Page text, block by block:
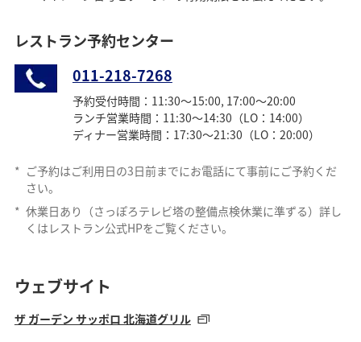
レストラン予約センター
011-218-7268
予約受付時間：11:30～15:00, 17:00～20:00
ランチ営業時間：11:30～14:30（LO：14:00）
ディナー営業時間：17:30～21:30（LO：20:00）
* ご予約はご利用日の3日前までにお電話にて事前にご予約くだ
さい。
* 休業日あり（さっぽろテレビ塔の整備点検休業に準ずる）詳し
くはレストラン公式HPをご覧ください。
ウェブサイト
ザ ガーデン サッポロ 北海道グリル